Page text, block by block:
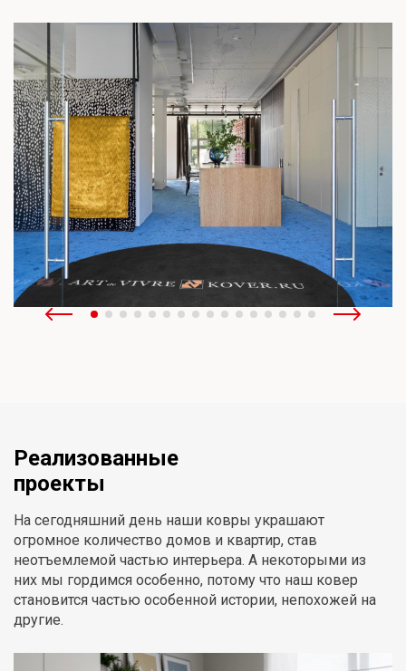
Реализованные
проекты
На сегодняшний день наши ковры украшают
огромное количество домов и квартир, став
неотъемлемой частью интерьера. А некоторыми из
них мы гордимся особенно, потому что наш ковер
становится частью особенной истории, непохожей на
другие.